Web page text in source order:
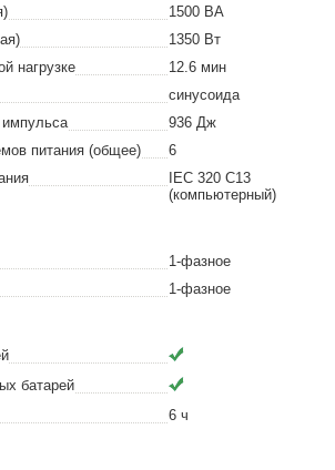
1500 ВА
1350 Вт
нагрузке
12.6 мин
синусоида
936 Дж
питания (общее)
6
IEC 320 C13
(компьютерный)
1-фазное
1-фазное
батарей
6 ч